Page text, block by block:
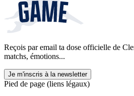
Reçois par email ta dose officielle de
matchs, émotions...
Je m'inscris à la newsletter
Pied de page (liens légaux)